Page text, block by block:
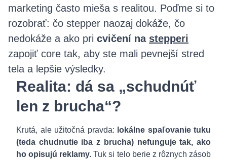
marketing často mieša s realitou. Poďme si to
rozobrať: čo stepper naozaj dokáže, čo
nedokáže a ako pri cvičení na stepperi
zapojiť core tak, aby ste mali pevnejší stred
tela a lepšie výsledky.
Realita: dá sa „schudnúť
len z brucha“?
Krutá, ale užitočná pravda: lokálne spaľovanie tuku
(teda chudnutie iba z brucha) nefunguje tak, ako
ho opisujú reklamy. Tuk si telo berie z rôznych zásob